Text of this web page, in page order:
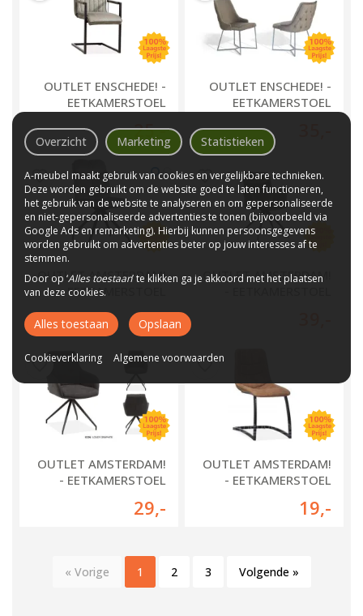
OUTLET ENSCHEDE! -
EETKAMERSTOEL
25,-
OUTLET ENSCHEDE! -
EETKAMERSTOEL
OUTLET AMSTERDAM!
- EETKAMERSTOEL
29,-
OUTLET AMSTERDAM!
OUTLET AMSTERDAM!
- EETKAMERSTOEL
29,-
OUTLET AMSTERDAM!
- EETKAMERSTOEL
19,-
« Vorige 1 2 3 Volgende »
Overzicht Marketing Statistieken
A-meubel maakt gebruik van cookies en vergelijkbare technieken.
Deze worden gebruikt om de website goed te laten functioneren,
het gebruik van de website te analyseren en om gepersonaliseerde
en niet-gepersonaliseerde advertenties te tonen (bijvoorbeeld via
Google Ads en remarketing). Hierbij kunnen persoonsgegevens
worden gebruikt om advertenties beter op jouw interesses af te
stemmen.
Door op ‘Alles toestaan’ te klikken ga je akkoord met het plaatsen
van deze cookies.
Alles toestaan Opslaan
Cookieverklaring Algemene voorwaarden